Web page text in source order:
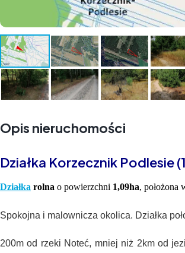
Opis nieruchomości
Działka Korzecznik Podlesie
Działka rolna o powierzchni 1,09ha, położona
Spokojna i malownicza okolica. Działka
200m od rzeki Noteć, mniej niż 2km od